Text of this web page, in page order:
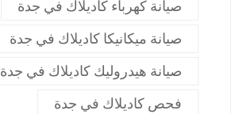
صيانة كهرباء كاديلاك في جدة
صيانة ميكانيكا كاديلاك في جدة
صيانة هيدروليك كاديلاك في جدة
فحص كاديلاك في جدة